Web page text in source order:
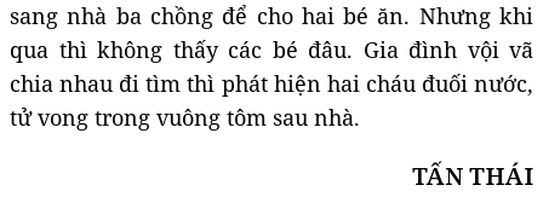
sang nhà ba chồng để cho hai bé ăn. Nhưng khi
qua thì không thấy các bé đâu. Gia đình vội vã
chia nhau đi tìm thì phát hiện hai cháu đuối nước,
tử vong trong vuông tôm sau nhà.
TẤN THÁI